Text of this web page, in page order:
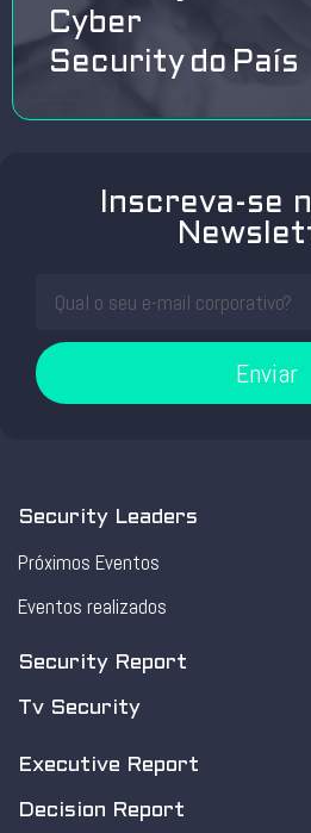
Cyber
Security do País
Inscreva-se
Enviar
Security Leaders
Próximos Eventos
Eventos realizados
Security Report
Tv Security
Executive Report
Decision Report